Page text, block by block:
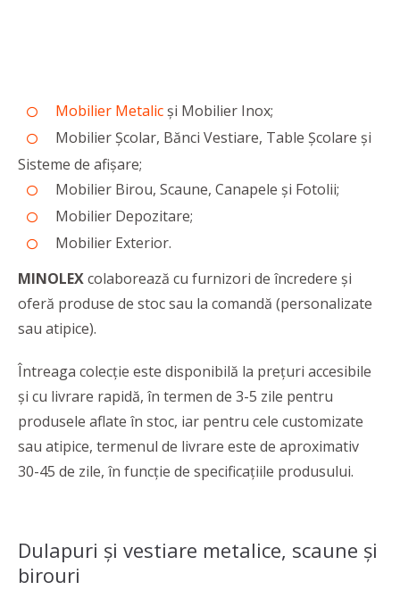
Mobilier Metalic şi Mobilier Inox;
Mobilier Şcolar, Bănci Vestiare, Table Şcolare şi
Sisteme de afişare;
Mobilier Birou, Scaune, Canapele şi Fotolii;
Mobilier Depozitare;
Mobilier Exterior.
MINOLEXcolaborează cu furnizori de încredere și
oferă produse de stoc sau la comandă (personalizate
sau atipice).
Întreaga colecție este disponibilă la prețuri accesibile
și cu livrare rapidă, în termen de 3-5 zile pentru
produsele aflate în stoc, iar pentru cele customizate
sau atipice, termenul de livrare este de aproximativ
30-45 de zile, în funcție de specificațiile produsului.
Dulapuri şi vestiare metalice, scaune şi
birouri